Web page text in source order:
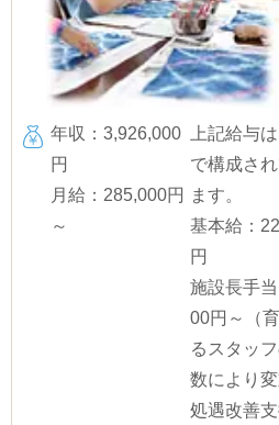
年収：3,926,000
円
月給：285,000円
～
上記給与
で構成さ
ます。
基本給：
円
施設長手
00円～（
るスタッフ
数により変
処遇改善